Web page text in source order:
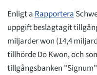
Enligt aRapportera
uppgift beslagtagit
miljarder won (14,4
tillhörde Do Kwon, och
tillgångsbanken